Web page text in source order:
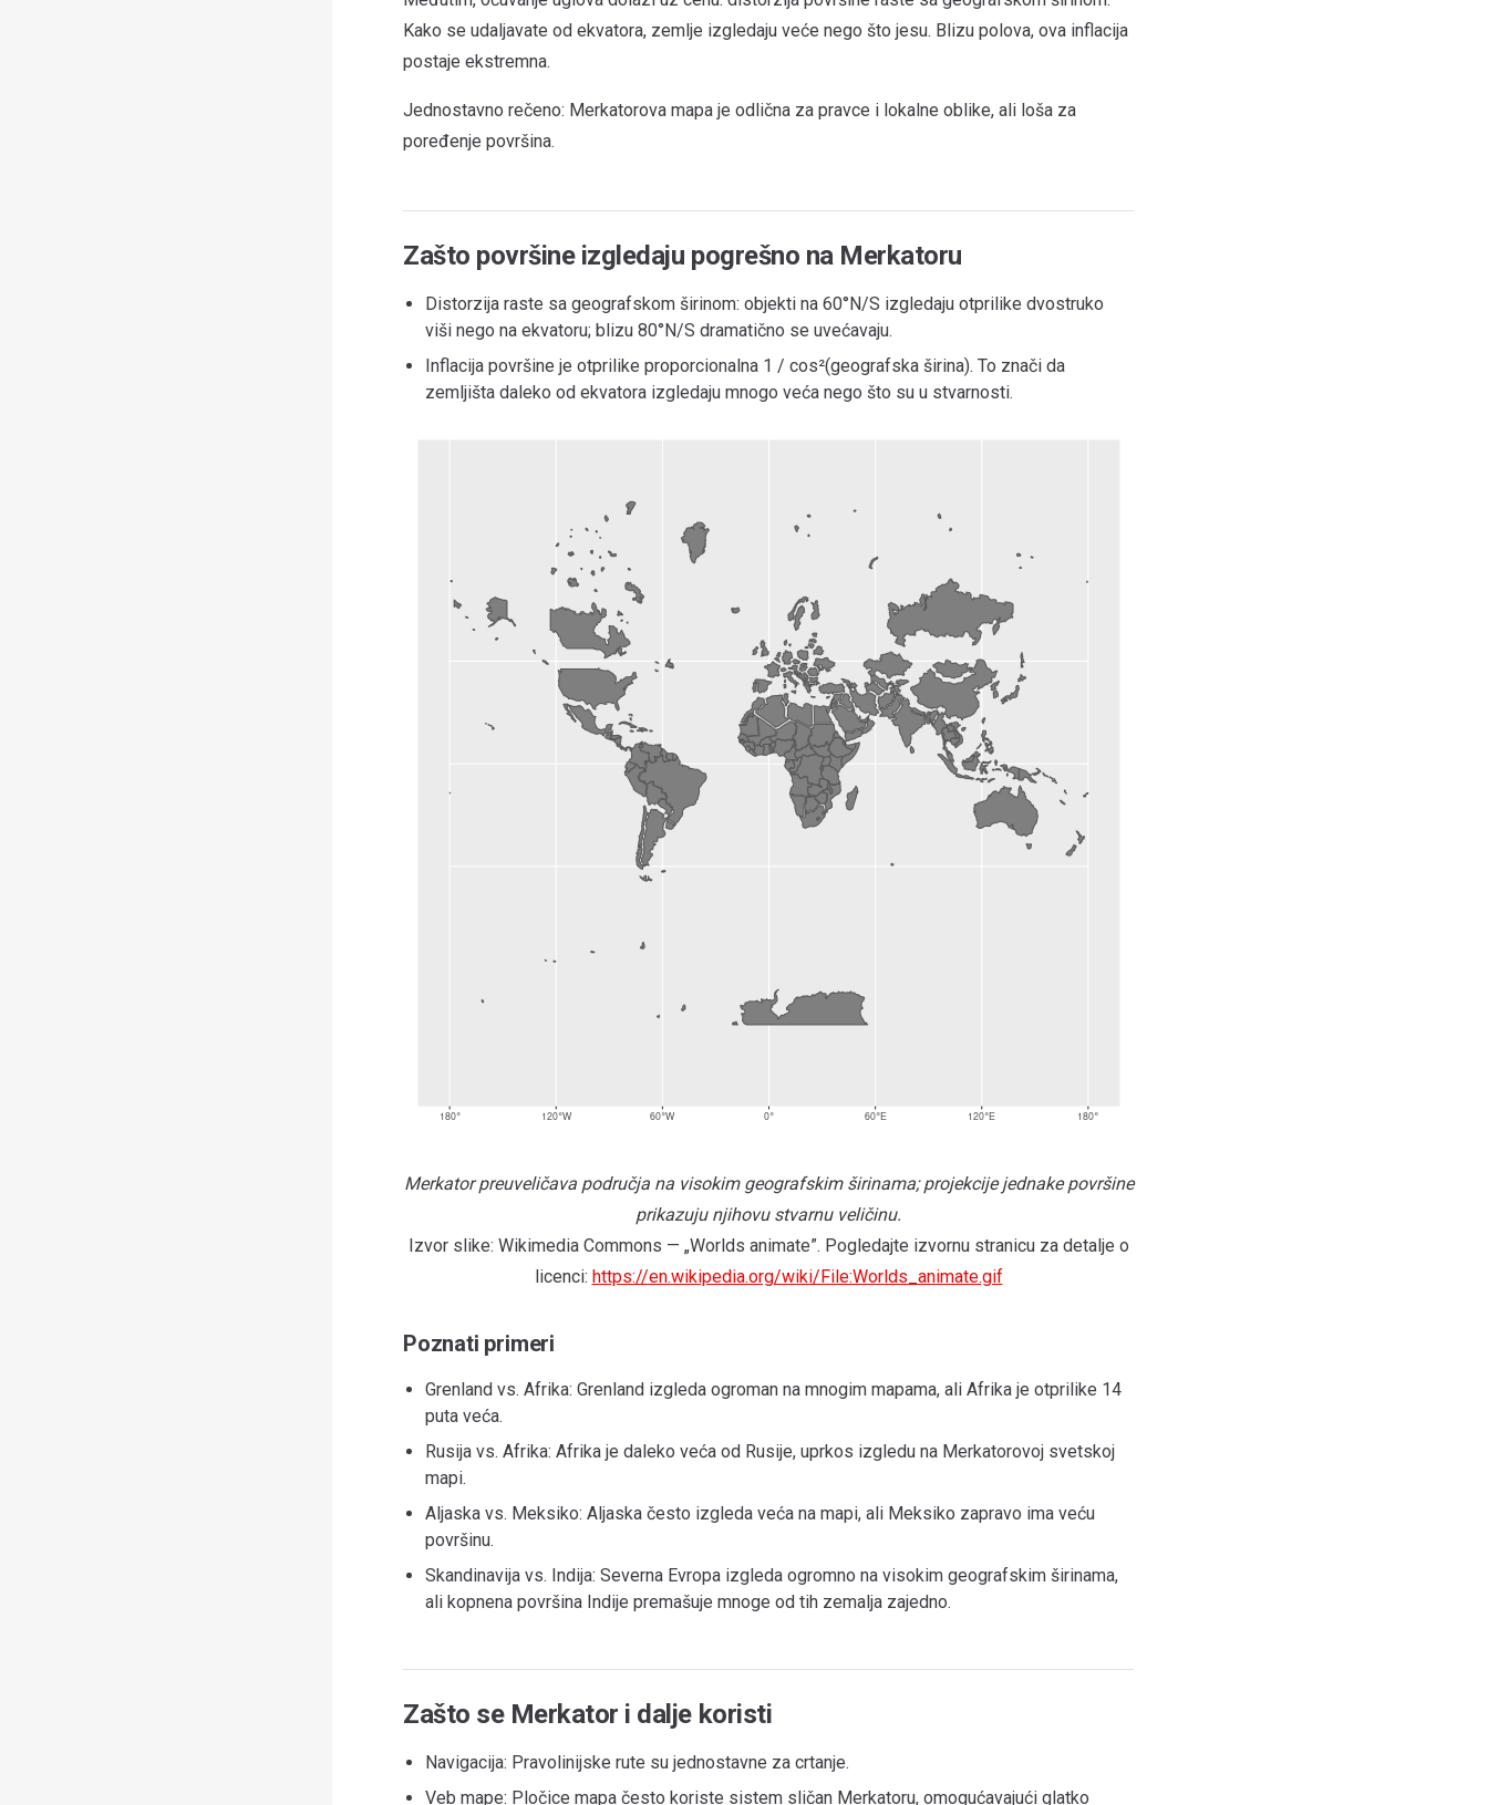
Kako se udaljavate od ekvatora, zemlje izgledaju veće nego što jesu. Blizu polova, ova inflacija
postaje ekstremna.
Jednostavno rečeno: Merkatorova mapa je odlična za pravce i lokalne oblike, ali loša za
poređenje površina.
Zašto površine izgledaju pogrešno na Merkatoru
Distorzija raste sa geografskom širinom: objekti na 60°N/S izgledaju otprilike dvostruko
viši nego na ekvatoru; blizu 80°N/S dramatično se uvećavaju.
Inflacija površine je otprilike proporcionalna 1 / cos²(geografska širina). To znači da
zemljišta daleko od ekvatora izgledaju mnogo veća nego što su u stvarnosti.
Merkator preuveličava područja na visokim geografskim širinama; projekcije jednake površine
prikazuju njihovu stvarnu veličinu.
Izvor slike: Wikimedia Commons — „Worlds animate”. Pogledajte izvornu stranicu za detalje o
licenci: https://en.wikipedia.org/wiki/File:Worlds_animate.gif
Poznati primeri
Grenland vs. Afrika: Grenland izgleda ogroman na mnogim mapama, ali Afrika je otprilike 14
puta veća.
Rusija vs. Afrika: Afrika je daleko veća od Rusije, uprkos izgledu na Merkatorovoj svetskoj
mapi.
Aljaska vs. Meksiko: Aljaska često izgleda veća na mapi, ali Meksiko zapravo ima veću
površinu.
Skandinavija vs. Indija: Severna Evropa izgleda ogromno na visokim geografskim širinama,
ali kopnena površina Indije premašuje mnoge od tih zemalja zajedno.
Zašto se Merkator i dalje koristi
Navigacija: Pravolinijske rute su jednostavne za crtanje.
Veb mape: Pločice mapa često koriste sistem sličan Merkatoru, omogućavajući glatko